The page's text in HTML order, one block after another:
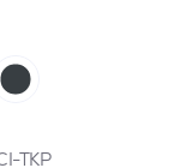
TKP